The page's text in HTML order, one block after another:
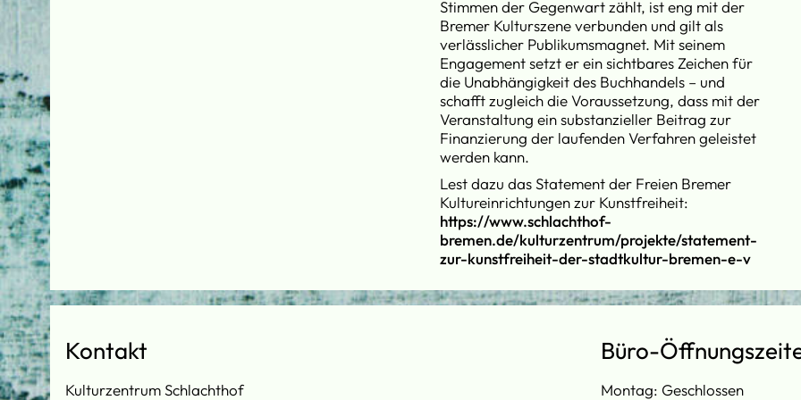
Stimmen der Gegenwart zählt, ist eng mit der
Bremer Kulturszene verbunden und gilt als
verlässlicher Publikumsmagnet. Mit seinem
Engagement setzt er ein sichtbares Zeichen für
die Unabhängigkeit des Buchhandels – und
schafft zugleich die Voraussetzung, dass mit der
Veranstaltung ein substanzieller Beitrag zur
Finanzierung der laufenden Verfahren geleistet
werden kann.
Lest dazu das Statement der Freien Bremer
Kultureinrichtungen zur Kunstfreiheit:
https://www.schlachthof-
bremen.de/kulturzentrum/projekte/statement-
zur-kunstfreiheit-der-stadtkultur-bremen-e-v
Kontakt
Kulturzentrum Schlachthof
Büro-
Montag: Geschlossen